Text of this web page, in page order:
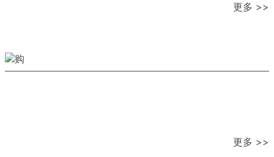
更多 >>
更多 >>